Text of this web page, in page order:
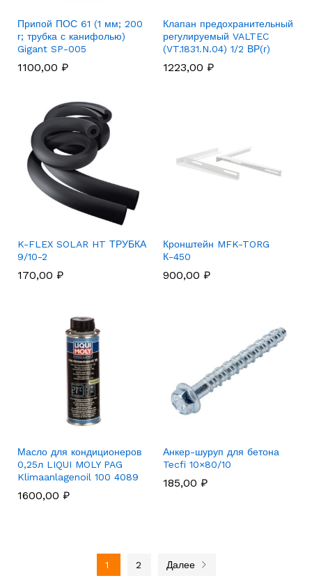
Припой ПОС 61 (1 мм; 200
г; трубка с канифолью)
Gigant SP-005
1100,00 ₽
Клапан предохранительный
регулируемый VALTEC
(VT.1831.N.04) 1/2 ВР(г)
1223,00 ₽
K-FLEX SOLAR HT ТРУБКА
9/10-2
170,00 ₽
Кронштейн MFK-TORG
К-450
900,00 ₽
Масло для кондиционеров
0,25л LIQUI MOLY PAG
Klimaanlagenoil 100 4089
1600,00 ₽
Анкер-шуруп для бетона
Tecfi 10×80/10
185,00 ₽
1 2 Далее